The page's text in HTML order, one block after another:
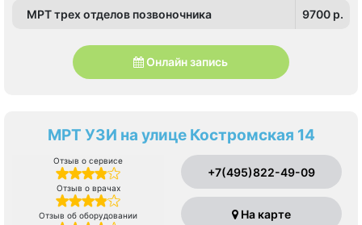
МРТ трех отделов позвоночника 9700 p.
Онлайн запись
МРТ УЗИ на улице Костромская 14
Отзыв о сервисе
Отзыв о врачах
Отзыв об оборудовании
+7(495)822-49-09
На карте